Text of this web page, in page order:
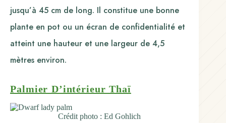
jusqu’à 45 cm de long. Il constitue une bonne
plante en pot ou un écran de confidentialité et
atteint une hauteur et une largeur de 4,5
mètres environ.
Palmier D’intérieur Thaï
Crédit photo : Ed Gohlich